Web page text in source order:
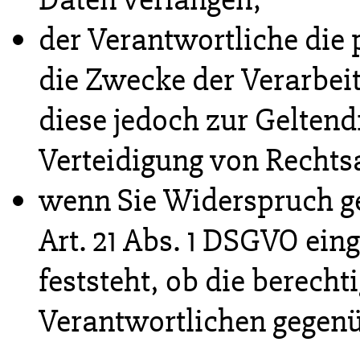
der Verantwortliche die
die Zwecke der
diese jedoch zur
Verteidigung von
wenn Sie Widerspruch
Art. 21 Abs. 1 DSGVO
feststeht, ob die
Verantwortlichen